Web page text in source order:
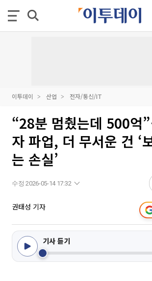
이투데이 산업 전자/통신/IT
“28분 멈췄는데 500억
자 파업, 더 무서운 건 ‘
는 손실’
수정 2026-05-14 17:32
권태성 기자
기사 듣기